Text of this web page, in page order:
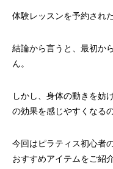
体験レッスンを予約され
結論から言うと、最初か
ん。
しかし、身体の動きを妨
の効果を感じやすくなる
今回はピラティス初心者
おすすめアイテムをご紹